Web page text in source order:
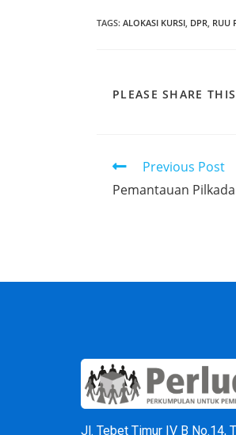
TAGS: ALOKASI KURSI, DPR, RUU
PLEASE SHARE THIS
Previous Post
Pemantauan
Jl. Tebet Timur IV B No.14,